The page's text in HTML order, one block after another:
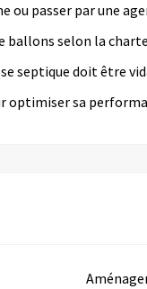
ou passer par une
ballons selon la
septique doit être
optimiser sa